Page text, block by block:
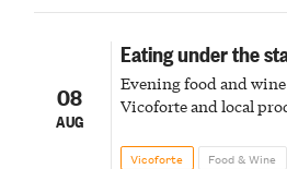
08
AUG
Eating under the
Evening food and
Vicoforte and local
Vicoforte Food & Wine